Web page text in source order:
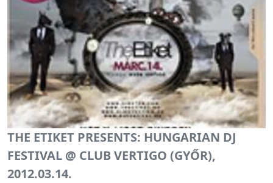
THE ETIKET PRESENTS: HUNGARIAN DJ
FESTIVAL @ CLUB VERTIGO (GYŐR),
2012.03.14.